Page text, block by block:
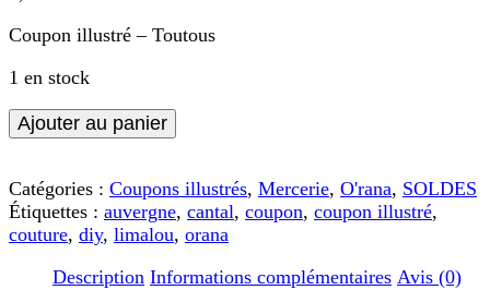
Coupon illustré – Toutous
1 en stock
quantité
de
Pic-
pic
Ajouter au panier
Catégories : Coupons illustrés, Mercerie, O'rana, SOLDES
Étiquettes : auvergne, cantal, coupon, coupon illustré,
couture, diy, limalou, orana
Description Informations complémentaires Avis (0)